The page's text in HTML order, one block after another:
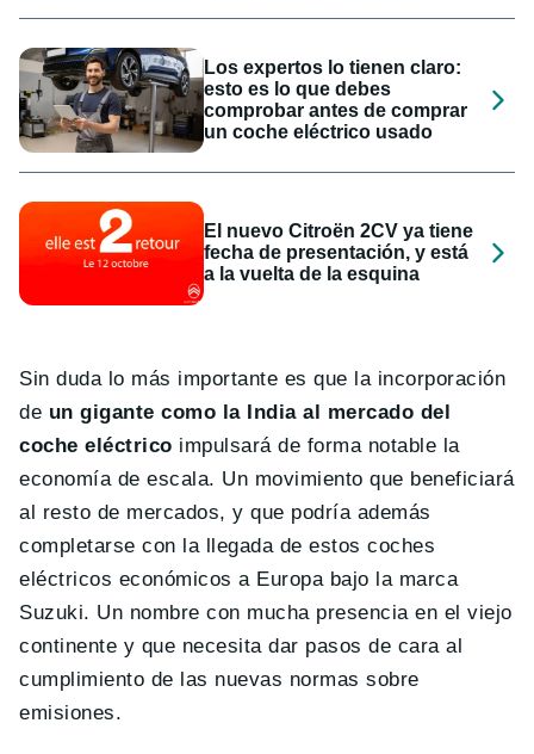
Los expertos lo tienen claro:
esto es lo que debes
comprobar antes de comprar
un coche eléctrico usado
El nuevo Citroën 2CV ya tiene
fecha de presentación, y está
a la vuelta de la esquina
Sin duda lo más importante es que la incorporación
de un gigante como la India al mercado del
coche eléctrico impulsará de forma notable la
economía de escala. Un movimiento que beneficiará
al resto de mercados, y que podría además
completarse con la llegada de estos coches
eléctricos económicos a Europa bajo la marca
Suzuki. Un nombre con mucha presencia en el viejo
continente y que necesita dar pasos de cara al
cumplimiento de las nuevas normas sobre
emisiones.